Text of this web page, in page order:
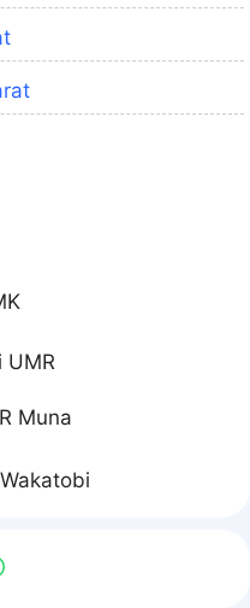
UMR
Muna